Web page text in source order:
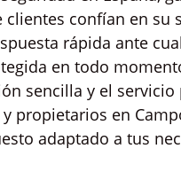
clientes confían en su
rápida ante
en todo
sencilla y el
propietarios en
adaptado a tus